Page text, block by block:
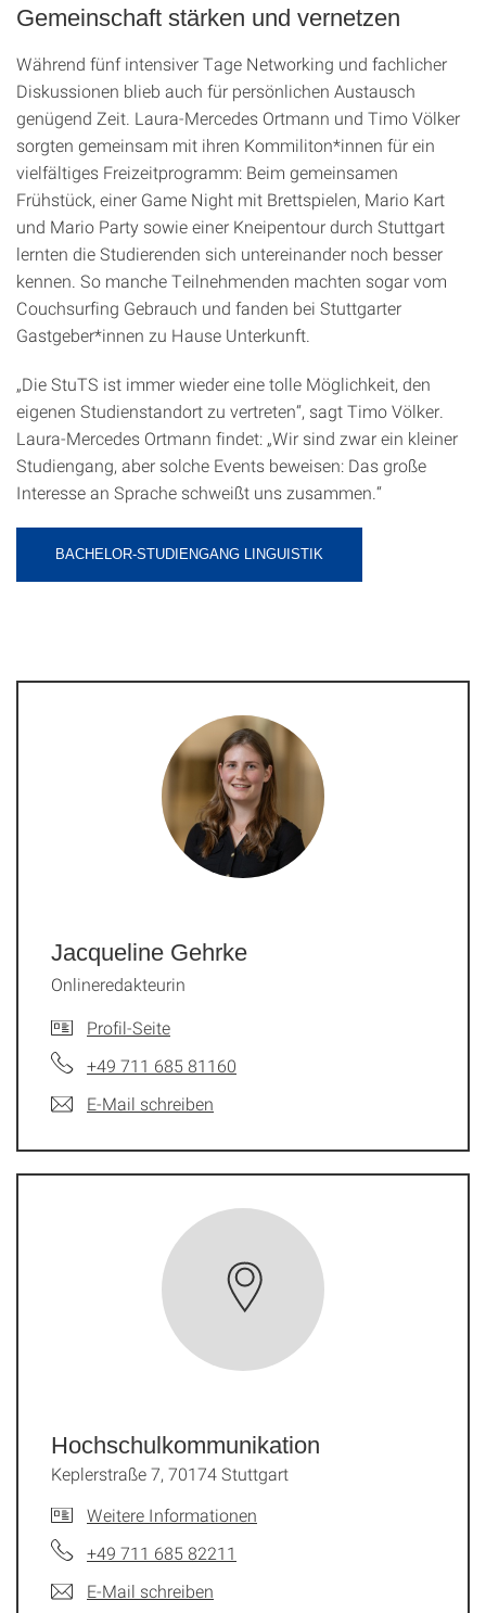
Gemeinschaft stärken und vernetzen
Während fünf intensiver Tage Networking und fachlicher
Diskussionen blieb auch für persönlichen Austausch
genügend Zeit. Laura-Mercedes Ortmann und Timo Völker
sorgten gemeinsam mit ihren Kommiliton*innen für ein
vielfältiges Freizeitprogramm: Beim gemeinsamen
Frühstück, einer Game Night mit Brettspielen, Mario Kart
und Mario Party sowie einer Kneipentour durch Stuttgart
lernten die Studierenden sich untereinander noch besser
kennen. So manche Teilnehmenden machten sogar vom
Couchsurfing Gebrauch und fanden bei Stuttgarter
Gastgeber*innen zu Hause Unterkunft.
„Die StuTS ist immer wieder eine tolle Möglichkeit, den
eigenen Studienstandort zu vertreten“, sagt Timo Völker.
Laura-Mercedes Ortmann findet: „Wir sind zwar ein kleiner
Studiengang, aber solche Events beweisen: Das große
Interesse an Sprache schweißt uns zusammen.“
BACHELOR-STUDIENGANG LINGUISTIK
Jacqueline Gehrke
Onlineredakteurin
Profil-Seite
+49 711 685 81160
E-Mail schreiben
Hochschulkommunikation
Keplerstraße 7, 70174 Stuttgart
Weitere Informationen
+49 711 685 82211
E-Mail schreiben